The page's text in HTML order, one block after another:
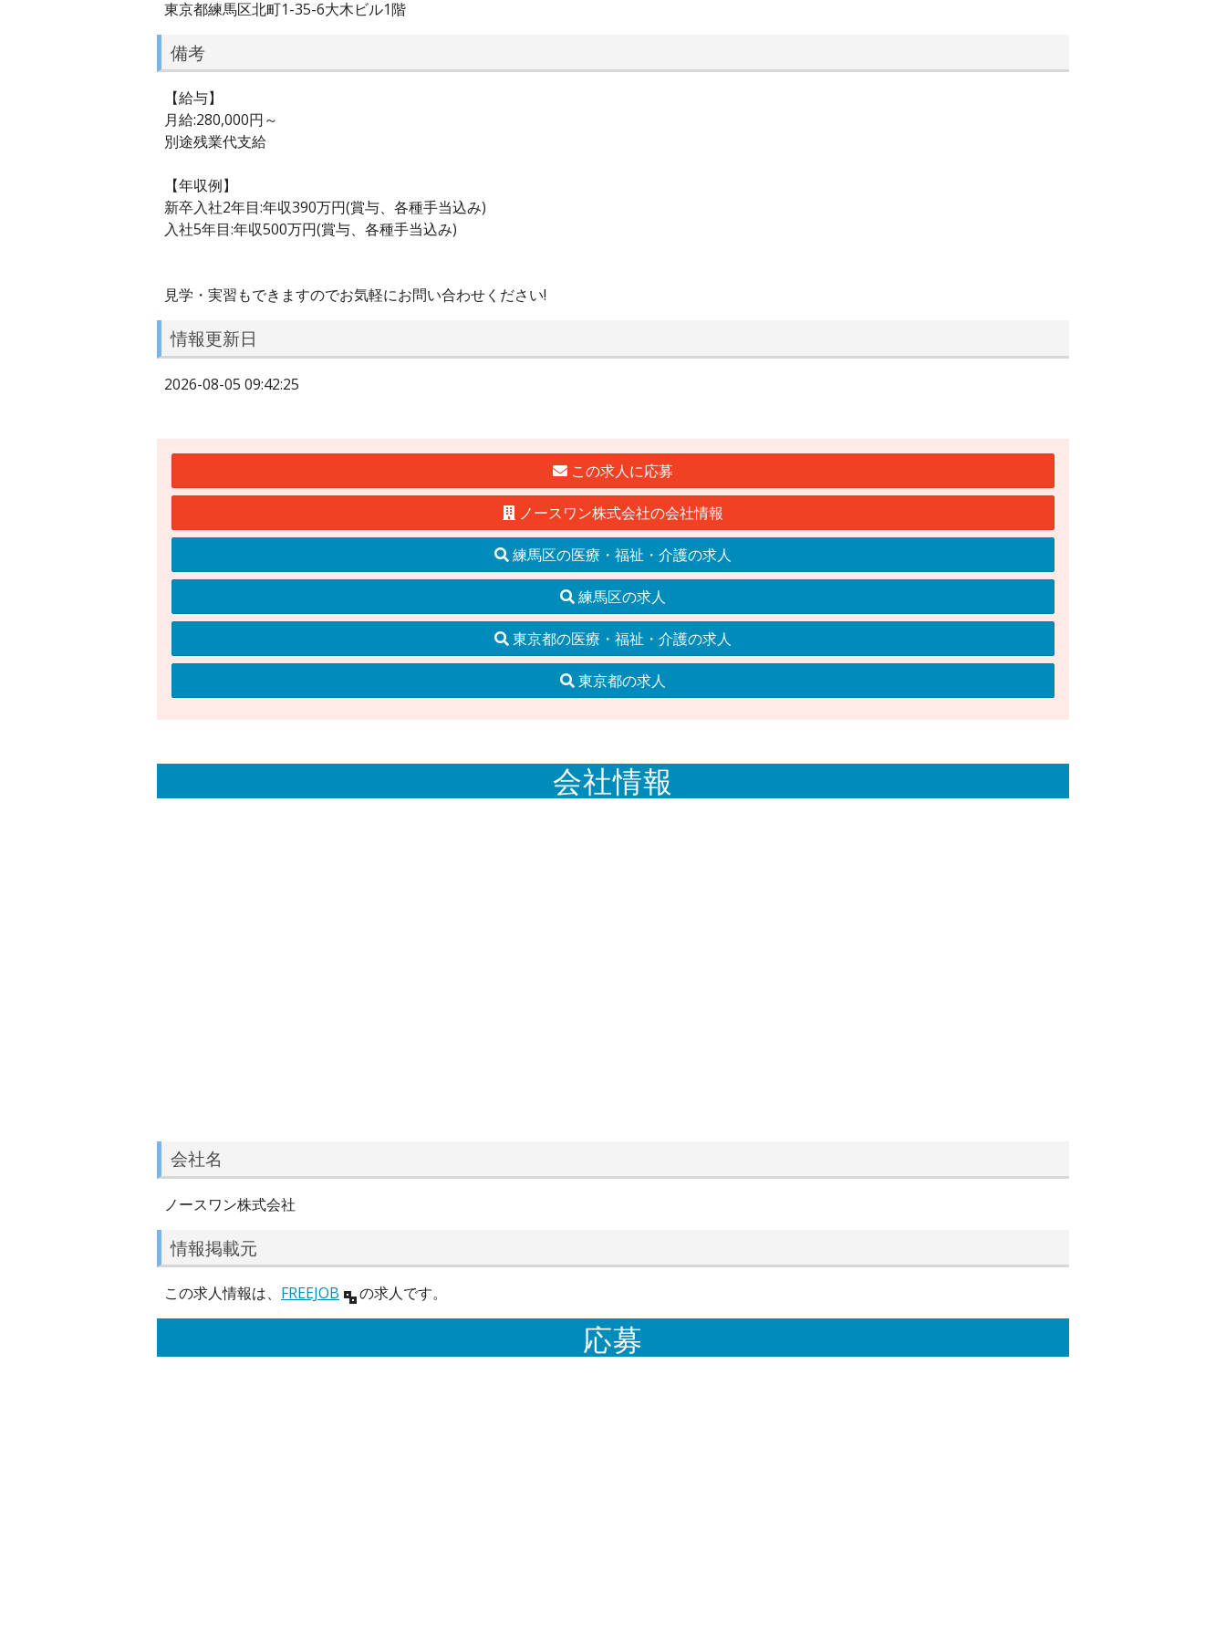
東京都練馬区北町1-35-6大木ビル1階
備考
【給与】
月給:280,000円～
別途残業代支給
【年収例】
新卒入社2年目:年収390万円(賞与、各種手当込み)
入社5年目:年収500万円(賞与、各種手当込み)
見学・実習もできますのでお気軽にお問い合わせください!
情報更新日
2026-08-05 09:42:25
この求人に応募
ノースワン株式会社の会社情報
練馬区の医療・福祉・介護の求人
練馬区の求人
東京都の医療・福祉・介護の求人
東京都の求人
会社情報
会社名
ノースワン株式会社
情報掲載元
この求人情報は、 FREEJOB の求人です。
応募